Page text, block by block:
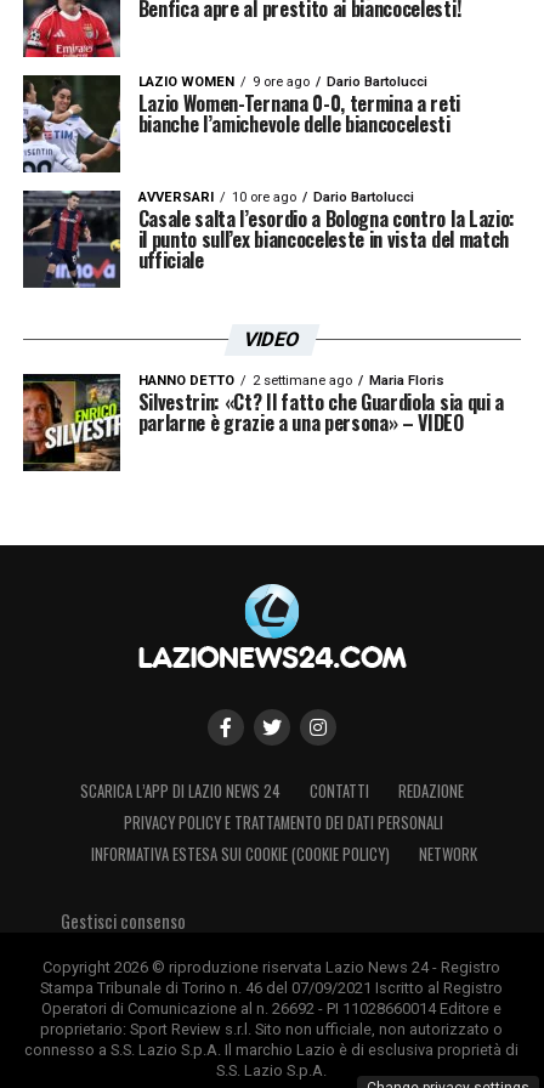
l’opportunità di prepararsi al meglio in vista
della stagione 2025-2026
FENERBAHCE (4-2-3-1):Livakovic; Muldur,
Soyuncu, Oosterwolde, Brown; Fred,
Amrabat; Kahveci, Szymanski, Aydin; En
Nesyri.All.:Mourinho.
Provstgaard, Nuno Tavares; Guendouzi,
Cataldi, Dele-Bashiru; Pedro, Castellanos,
Zaccagni. All.:Sarri.
Benfica apre al prestito ai biancocelesti!
LAZIO WOMEN 9 ore ago Dario Bartolucci
Lazio Women-Ternana 0-0, termina a reti
bianche l’amichevole delle biancocelesti
AVVERSARI 10 ore ago Dario Bartolucci
Casale salta l’esordio a Bologna contro la Lazio:
il punto sull’ex biancoceleste in vista del match
ufficiale
VIDEO
HANNO DETTO 2 settimane ago Maria Floris
Silvestrin: «Ct? Il fatto che Guardiola sia qui a
parlarne è grazie a una persona» – VIDEO
SCARICA L’APP DI LAZIO NEWS 24 CONTATTI
REDAZIONE
PRIVACY POLICY E TRATTAMENTO DEI DATI PERSONALI
INFORMATIVA ESTESA SUI COOKIE (COOKIE POLICY)
NETWORK
Gestisci consenso
Copyright 2026 © riproduzione riservata Lazio News 24 - Registro
Stampa Tribunale di Torino n. 46 del 07/09/2021 Iscritto al Registro
Operatori di Comunicazione al n. 26692 - PI 11028660014 Editore e
proprietario: Sport Review s.r.l. Sito non ufficiale, non autorizzato o
connesso a S.S. Lazio S.p.A. Il marchio Lazio è di esclusiva proprietà di
S.S. Lazio S.p.A.